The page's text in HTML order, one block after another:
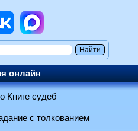
онлайн
Книге судеб
с толкованием